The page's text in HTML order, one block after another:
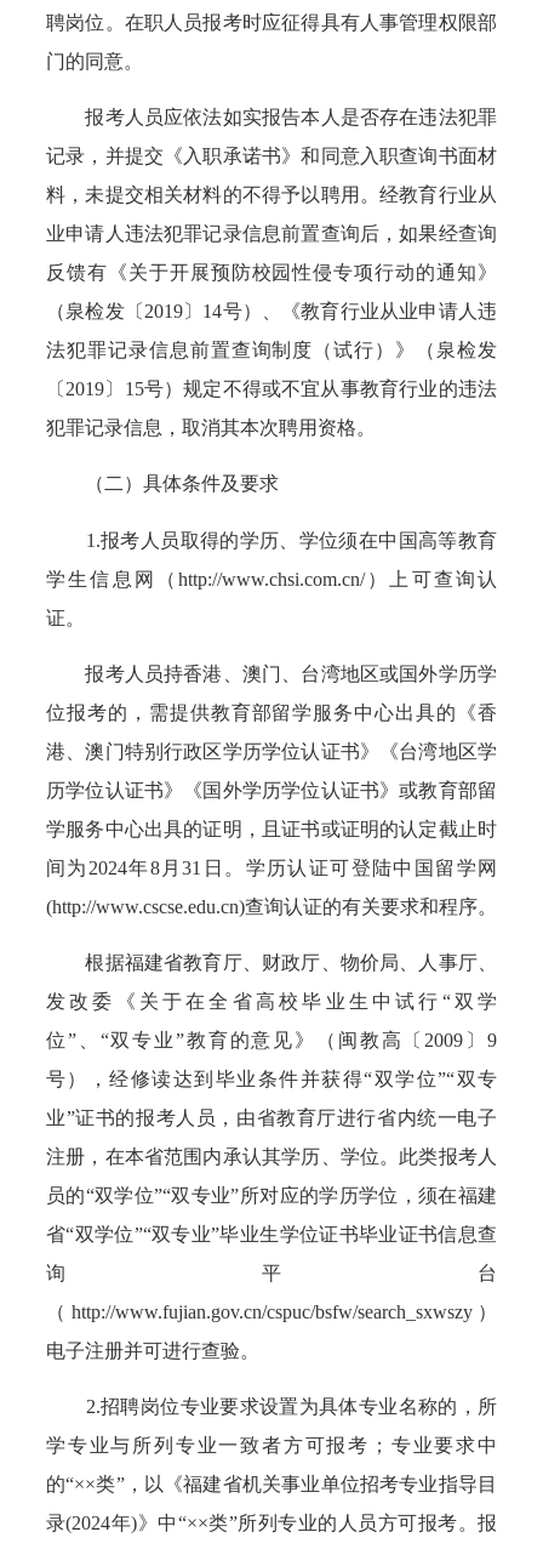
聘岗位。在职人员报考时应征得具有人事管理权限部
门的同意。
报考人员应依法如实报告本人是否存在违法犯罪
记录，并提交《入职承诺书》和同意入职查询书面材
料，未提交相关材料的不得予以聘用。经教育行业从
业申请人违法犯罪记录信息前置查询后，如果经查询
反馈有《关于开展预防校园性侵专项行动的通知》
（泉检发〔2019〕14号）、《教育行业从业申请人违
法犯罪记录信息前置查询制度（试行）》（泉检发
〔2019〕15号）规定不得或不宜从事教育行业的违法
犯罪记录信息，取消其本次聘用资格。
（二）具体条件及要求
1.报考人员取得的学历、学位须在中国高等教育
学生信息网（http://www.chsi.com.cn/）上可查询认
证。
报考人员持香港、澳门、台湾地区或国外学历学
位报考的，需提供教育部留学服务中心出具的《香
港、澳门特别行政区学历学位认证书》《台湾地区学
历学位认证书》《国外学历学位认证书》或教育部留
学服务中心出具的证明，且证书或证明的认定截止时
间为2024年8月31日。学历认证可登陆中国留学网
(http://www.cscse.edu.cn)查询认证的有关要求和程序。
根据福建省教育厅、财政厅、物价局、人事厅、
发改委《关于在全省高校毕业生中试行“双学
位”、“双专业”教育的意见》（闽教高〔2009〕9
号），经修读达到毕业条件并获得“双学位”“双专
业”证书的报考人员，由省教育厅进行省内统一电子
注册，在本省范围内承认其学历、学位。此类报考人
员的“双学位”“双专业”所对应的学历学位，须在福建
省“双学位”“双专业”毕业生学位证书毕业证书信息查
询平台
（http://www.fujian.gov.cn/cspuc/bsfw/search_sxwszy）
电子注册并可进行查验。
2.招聘岗位专业要求设置为具体专业名称的，所
学专业与所列专业一致者方可报考；专业要求中
的“××类”，以《福建省机关事业单位招考专业指导目
录(2024年)》中“××类”所列专业的人员方可报考。报